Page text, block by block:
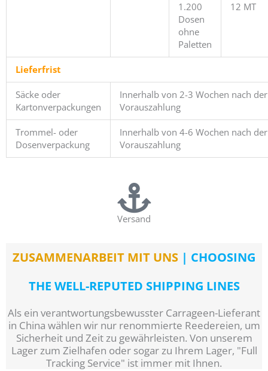
1.200
Dosen
ohne
Paletten
12 MT
Lieferfrist
Säcke oder
Kartonverpackungen
Innerhalb von 2-3 Wochen nach der
Vorauszahlung
Trommel- oder
Dosenverpackung
Innerhalb von 4-6 Wochen nach der
Vorauszahlung
Versand
ZUSAMMENARBEIT MIT UNS | CHOOSING
THE WELL-REPUTED SHIPPING LINES
Als ein verantwortungsbewusster Carrageen-Lieferant
in China wählen wir nur renommierte Reedereien, um
Sicherheit und Zeit zu gewährleisten. Von unserem
Lager zum Zielhafen oder sogar zu Ihrem Lager, "Full
Tracking Service" ist immer mit Ihnen.